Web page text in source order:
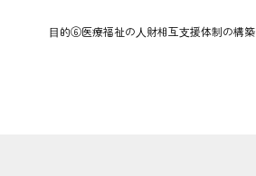
⽬的⑥医療福祉の⼈財相互⽀援体制の構築